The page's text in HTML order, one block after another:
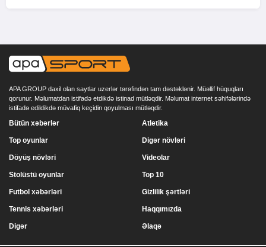
APA GROUP daxil olan saytlar uzerlər tərəfindən tam dəstəklənir. Müəllif hüquqları
qorunur. Məlumatdan istifadə etdikdə istinad mütləqdir. Məlumat internet səhifələrində
istifadə edildikdə müvafiq keçidin qoyulması mütləqdir.
Bütün xəbərlər
Top oyunlar
Döyüş növləri
Stolüstü oyunlar
Atletika
Digər növləri
Videolar
Top 10
Futbol xəbərləri
Tennis xəbərləri
Digər
Gizlilik şərtləri
Haqqımızda
Əlaqə